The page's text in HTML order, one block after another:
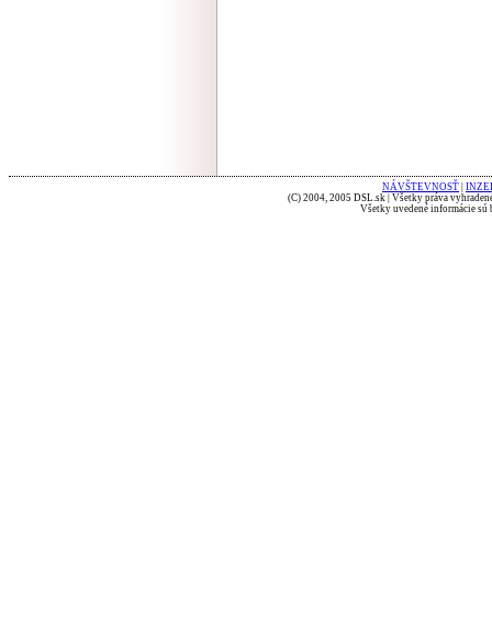
NÁVŠTEVNOSŤ
(C) 2004, 2005 DSL.sk | Všetky práva
Všetky uvedené informácie sú